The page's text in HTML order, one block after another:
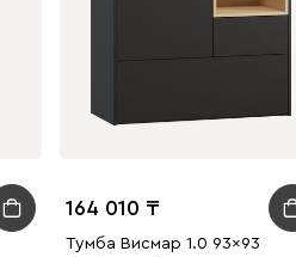
164 010
Тумба Висмар 1.0 93x93